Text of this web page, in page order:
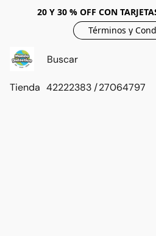
20 Y 30 % OFF CON
Términos y
Tienda 42222383 / 27064797